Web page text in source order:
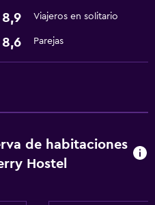
8,9 Viajeros en solitario
8,6 Parejas
de habitaciones
Hostel